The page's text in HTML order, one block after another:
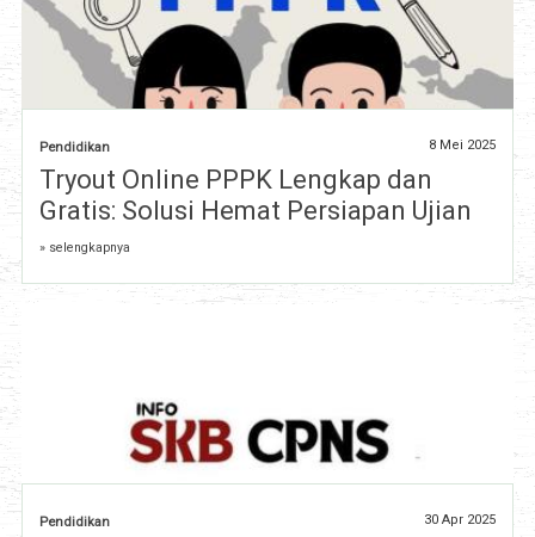
Pendidikan 8 Mei 2025
Tryout Online PPPK Lengkap dan
Gratis: Solusi Hemat Persiapan Ujian
» selengkapnya
Pendidikan 30 Apr 2025